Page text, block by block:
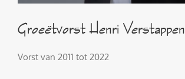
Groeëtvorst Henri Verstappen
Vorst van 2011 tot 2022